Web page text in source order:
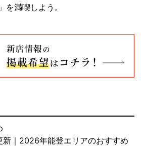
を満喫しよう。
新｜2026年能登エリアのおすすめ